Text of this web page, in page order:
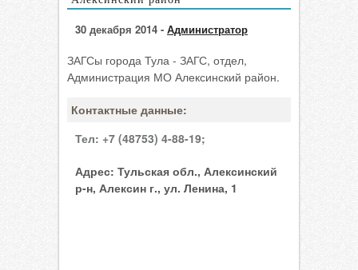
30 декабря 2014 - Администратор
ЗАГСы города Тула - ЗАГС, отдел,
Администрация МО Алексинский район.
Контактные данные:
Тел: +7 (48753) 4-88-19;
Адрес: Тульская обл., Алексинский
р-н, Алексин г., ул. Ленина, 1